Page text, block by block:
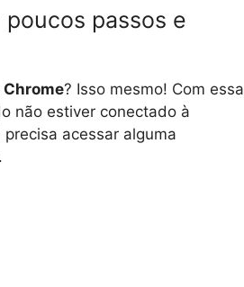
passos e
Chrome? Isso mesmo! Com essa
não estiver conectado à
acessar alguma